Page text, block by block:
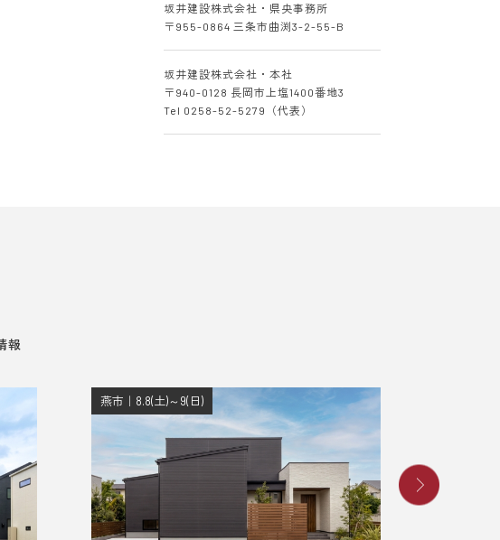
坂井建設株式会社・県央事務所
〒955-0864 三条市曲渕3-2-55-B
坂井建設株式会社・本社
〒940-0128 長岡市上塩1400番地3
Tel 0258-52-5279（代表）
報
燕市｜8.8(土)～9(日)